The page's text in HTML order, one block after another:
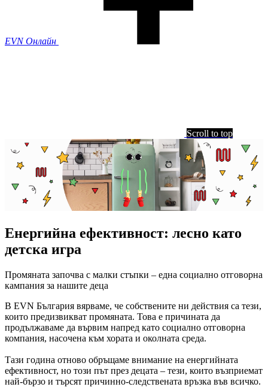
EVN Онлайн
Scroll to top
Енергийна ефективност: лесно като
детска игра
Промяната започва с малки стъпки – една социално отговорна
кампания за нашите деца
В EVN България вярваме, че собствените ни действия са тези,
които предизвикват промяната. Това е причината да
продължаваме да вървим напред като социално отговорна
компания, насочена към хората и околната среда.
Тази година отново обръщаме внимание на енергийната
ефективност, но този път през децата – тези, които възприемат
най-бързо и търсят причинно-следствената връзка във всичко.